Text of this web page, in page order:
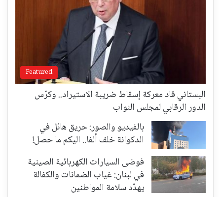
Featured
البستاني قاد معركة إسقاط ضريبة الاستيراد.. وكرّس
الدور الرقابي لمجلس النواب
بالفيديو والصور: حريق هائل في
الدكوانة خلف ألفا.. اليكم ما حصل!
فوضى السيارات الكهربائية الصينية
في لبنان: غياب الضمانات والكفالة
يهدّد سلامة المواطنين